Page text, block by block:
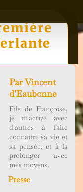
ParVincent
d'Eaubonne
Fils de Françoise,
je m'active avec
d'autres à faire
connaitre sa vie et
sa pensée, et à la
prolonger avec
mes moyens.
Presse